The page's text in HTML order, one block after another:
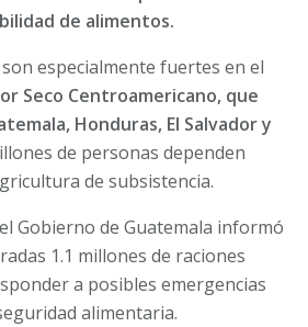
de alimentos.
especialmente fuertes en el
Seco Centroamericano, que
Honduras, El Salvador y
de personas dependen
de subsistencia.
Gobierno de Guatemala informó
1.1 millones de raciones
a posibles emergencias
alimentaria.